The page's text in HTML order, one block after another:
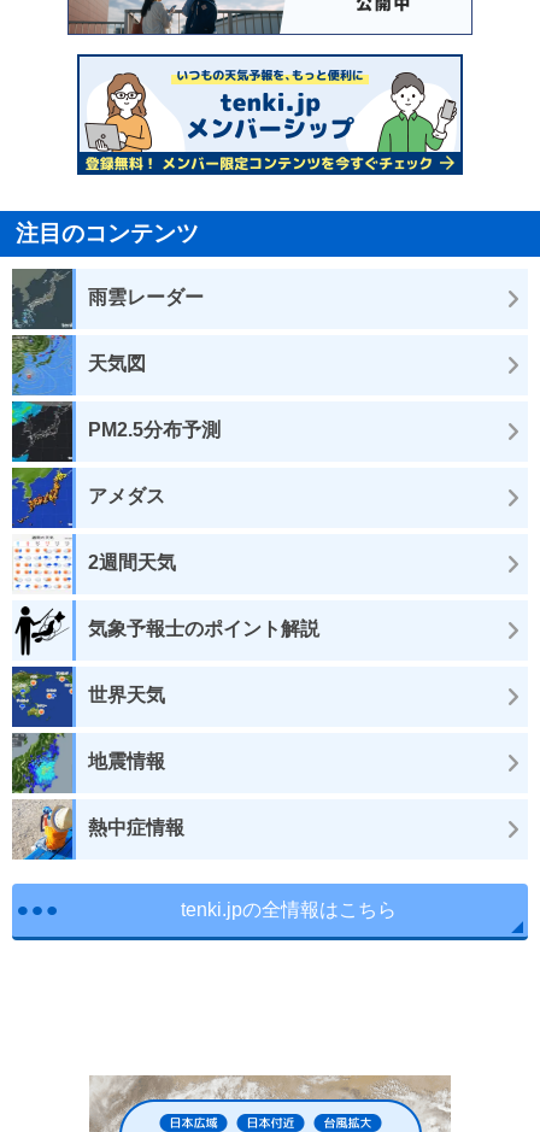
注目のコンテンツ
雨雲レーダー
天気図
PM2.5分布予測
アメダス
2週間天気
気象予報士のポイント解説
世界天気
地震情報
熱中症情報
tenki.jpの全情報はこちら